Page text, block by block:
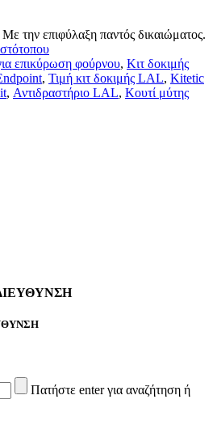
την επιφύλαξη παντός δικαιώματος.
επικύρωση φούρνου, Κιτ δοκιμής
, Τιμή κιτ δοκιμής LAL, Kitetic
, Αντιδραστήριο LAL, Κουτί μύτης
Πατήστε enter για αναζήτηση ή